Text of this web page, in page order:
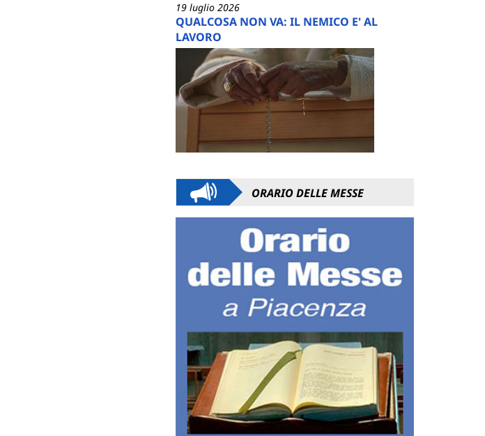
19 luglio 2026
QUALCOSA NON VA: IL NEMICO E' AL
LAVORO
ORARIO DELLE MESSE